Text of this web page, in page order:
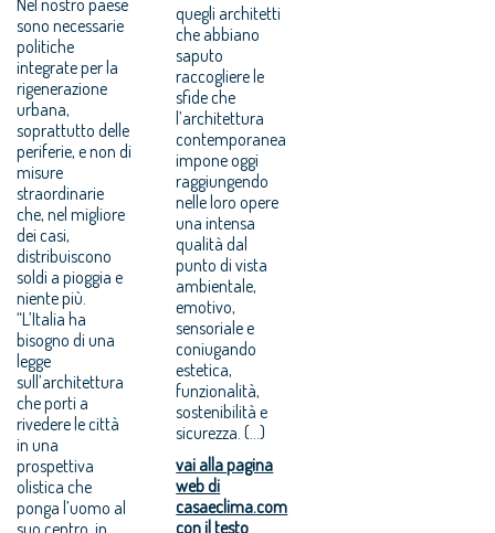
sono necessarie
politiche
integrate per la
rigenerazione
urbana,
soprattutto delle
periferie, e non di
misure
straordinarie
che, nel migliore
dei casi,
distribuiscono
soldi a pioggia e
niente più.
“L’Italia ha
bisogno di una
legge
sull’architettura
che porti a
rivedere le città
in una
prospettiva
olistica che
ponga l’uomo al
suo centro, in
quegli architetti
che abbiano
saputo
raccogliere le
sfide che
l’architettura
contemporanea
impone oggi
raggiungendo
nelle loro opere
una intensa
qualità dal
punto di vista
ambientale,
emotivo,
sensoriale e
coniugando
estetica,
funzionalità,
sostenibilità e
sicurezza. (...)
vai alla pagina
web di
casaeclima.com
con il testo